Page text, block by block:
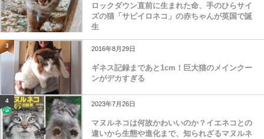
ロックダウン直前に生まれた命、手のひらサイ
ズの猫「サビイロネコ」の赤ちゃんが英国で誕
生
3 2016年8月29日
ギネス記録まであと1cm！巨大猫のメインクー
ンがデカすぎる
4 2023年7月26日
マヌルネコは何故かわいいのか？イエネコとの
違いから生態や進化まで、知られざるマヌルネ